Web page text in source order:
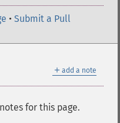
• Submit a Pull
＋ add a note
for this page.